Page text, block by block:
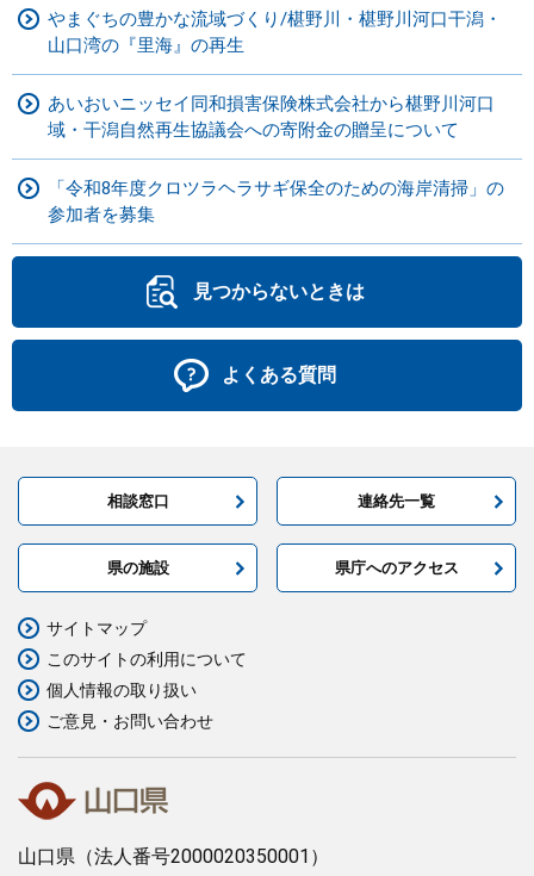
やまぐちの豊かな流域づくり/椹野川・椹野川河口干潟・
山口湾の『里海』の再生
あいおいニッセイ同和損害保険株式会社から椹野川河口
域・干潟自然再生協議会への寄附金の贈呈について
「令和8年度クロツラヘラサギ保全のための海岸清掃」の
参加者を募集
見つからないときは
よくある質問
相談窓口 連絡先一覧
県の施設 県庁へのアクセス
山口県 （法人番号2000020350001）
サイトマップ
このサイトの利用について
個人情報の取り扱い
ご意見・お問い合わせ